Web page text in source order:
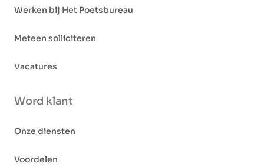
Werken bij Het Poetsbureau
Meteen solliciteren
Vacatures
Word klant
Onze diensten
Voordelen